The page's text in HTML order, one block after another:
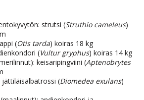
strutsi (Struthio cameleus)
(Otis tarda) koiras 18 kg
(Vultur gryphus) koiras 14 kg
keisaripingviini (Aptenobrytes
jättiläisalbatrossi (Diomedea exulans)